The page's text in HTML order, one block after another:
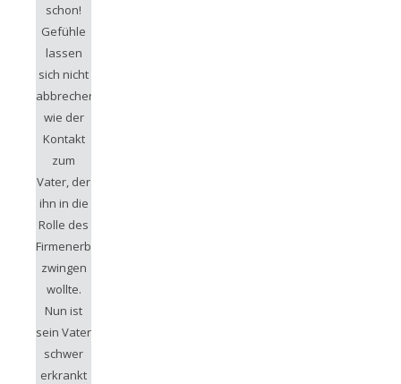
schon!
Gefühle
lassen
sich nicht
abbrechen
wie der
Kontakt
zum
Vater, der
ihn in die
Rolle des
Firmenerben
zwingen
wollte.
Nun ist
sein Vater
schwer
erkrankt